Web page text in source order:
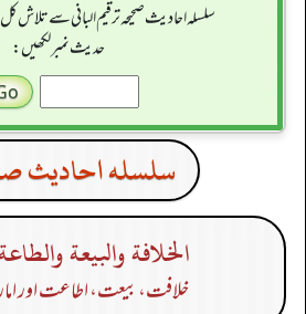
سلسله احاديث صحيحه ترقیم البانی سے تلاش کل
حدیث نمبر لکھیں:
سلسله احاديث
الخلافة والبيعة
خلافت، بیعت، اطاعت اور